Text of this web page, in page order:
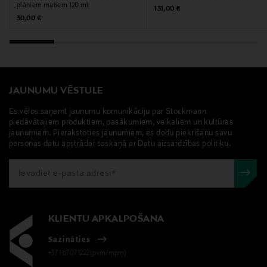
plāniem matiem 120 ml
Original Price
30,00 €
Original Price
131,00 €
JAUNUMU VĒSTULE
Es vēlos saņemt jaunumu komunikāciju par Stockmann
piedāvātajiem produktiem, pasākumiem, veikaliem un kultūras
jaunumiem. Pierakstoties jaunumiem, es dodu piekrišanu savu
personas datu apstrādei saskaņā ar Datu aizsardzības politiku.
KLIENTU APKALPOŠANA
Sazināties
+371 67071222(pvm/mpm)